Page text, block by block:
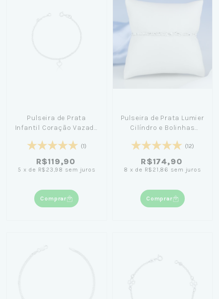
Pulseira de Prata
Infantil Coração Vazado
(1)
R$119,90
5 x de R$23,98 sem juros
Comprar
Pulseira de Prata Lumier
Cilíndro e Bolinhas
(12)
R$174,90
8 x de R$21,86 sem juros
Comprar